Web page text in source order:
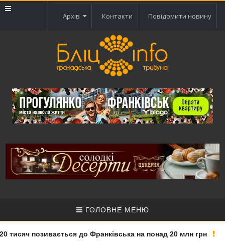
Архів Контакти Повідомити новину
ГОЛОВНЕ МЕНЮ
позивається до Франківська на понад 20 млн грн